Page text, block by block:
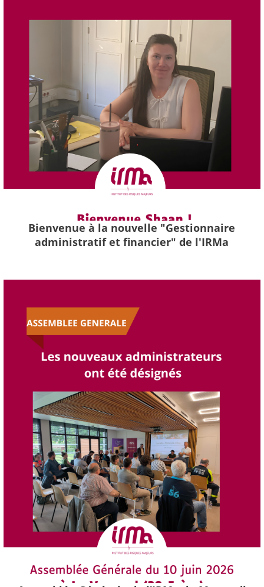
Bienvenue à la nouvelle "Gestionnaire
administratif et financier" de l'IRMa